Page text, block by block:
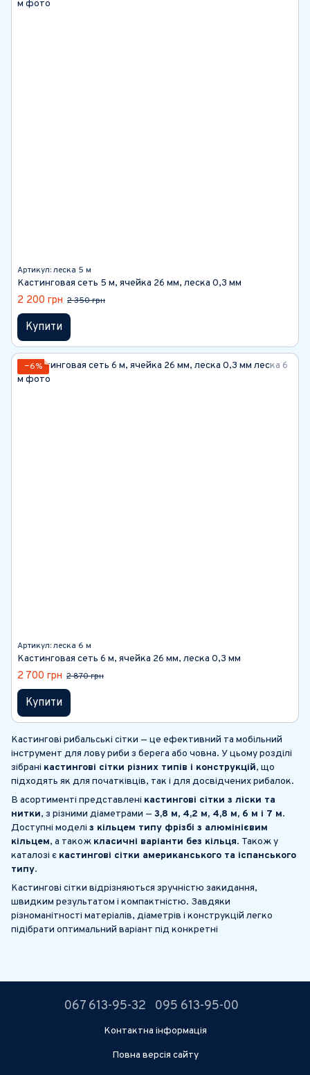
Артикул: леска 5 м
Кастинговая сеть 5 м, ячейка 26 мм, леска 0,3 мм
2 200 грн 2 350 грн
Купити
−6%
Артикул: леска 6 м
Кастинговая сеть 6 м, ячейка 26 мм, леска 0,3 мм
2 700 грн 2 870 грн
Купити
Кастингові рибальські сітки — це ефективний та мобільний
інструмент для лову риби з берега або човна. У цьому розділі
зібрані кастингові сітки різних типів і конструкцій, що
підходять як для початківців, так і для досвідчених рибалок.
В асортименті представлені кастингові сітки з ліски та
нитки, з різними діаметрами — 3,8 м, 4,2 м, 4,8 м, 6 м і 7 м.
Доступні моделі з кільцем типу фрізбі з алюмінієвим
кільцем, а також класичні варіанти без кільця. Також у
каталозі є кастингові сітки американського та іспанського
типу.
Кастингові сітки відрізняються зручністю закидання,
швидким результатом і компактністю. Завдяки
різноманітності матеріалів, діаметрів і конструкцій легко
підібрати оптимальний варіант під конкретні
067 613-95-32 095 613-95-00
Контактна інформація
Повна версія сайту